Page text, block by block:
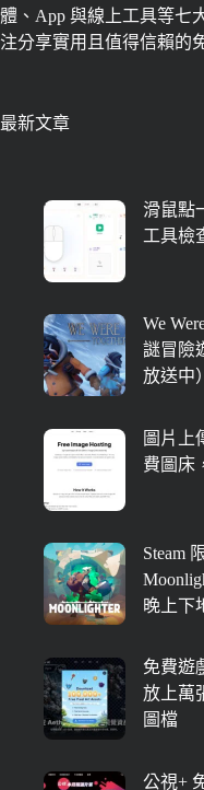
體、App 與線上工具等七
注分享實用且值得信賴的
最新文章
滑鼠點
工具檢
We
謎冒險
放送中）
圖片上
費圖床
Steam
晚上下
免費遊
放上萬
圖檔
公視+